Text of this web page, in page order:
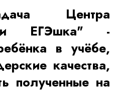
Центра
и ЕГЭшка" -
в учёбе,
качества,
полученные на